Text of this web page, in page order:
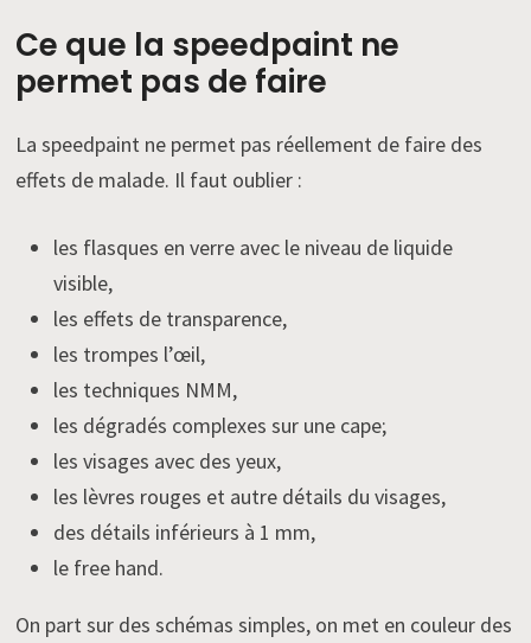
Ce que la speedpaint ne
permet pas de faire
La speedpaint ne permet pas réellement de faire des
effets de malade. Il faut oublier :
les flasques en verre avec le niveau de liquide
visible,
les effets de transparence,
les trompes l’œil,
les techniques NMM,
les dégradés complexes sur une cape;
les visages avec des yeux,
les lèvres rouges et autre détails du visages,
des détails inférieurs à 1 mm,
le free hand.
On part sur des schémas simples, on met en couleur des